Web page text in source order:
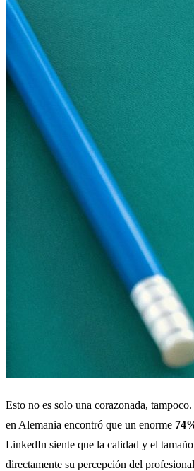
Esto no es solo una corazonada,
en Alemania encontró que un enorme
LinkedIn siente que la calidad y el
directamente su percepción del